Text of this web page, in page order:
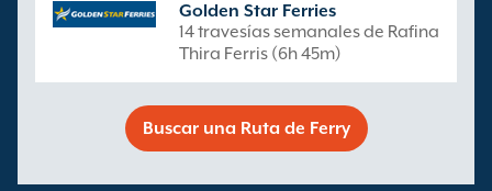
Golden Star Ferries
14 travesías semanales de Rafina
Thira Ferris (6h 45m)
Buscar una Ruta de Ferry